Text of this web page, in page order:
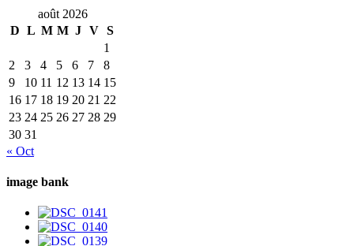
août 2026
D L M M J V S
1
2
3 4 5 6 7
8
9
10 11 12 13 14 15
16 17 18 19 20 21 22
23 24 25 26 27 28 29
30 31
« Oct
image bank